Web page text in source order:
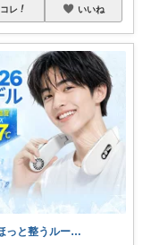
コレ いいね
ほっと整うルーム🌿